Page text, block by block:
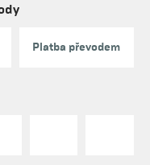
Platba převodem